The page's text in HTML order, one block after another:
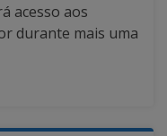
acesso aos
durante mais uma